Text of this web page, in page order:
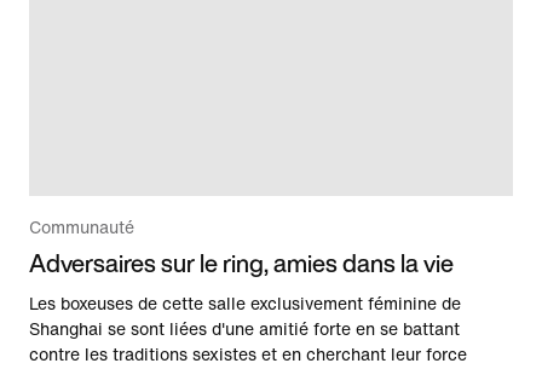
Communauté
Adversaires sur le ring, amies dans la vie
Les boxeuses de cette salle exclusivement féminine de
Shanghai se sont liées d'une amitié forte en se battant
contre les traditions sexistes et en cherchant leur force